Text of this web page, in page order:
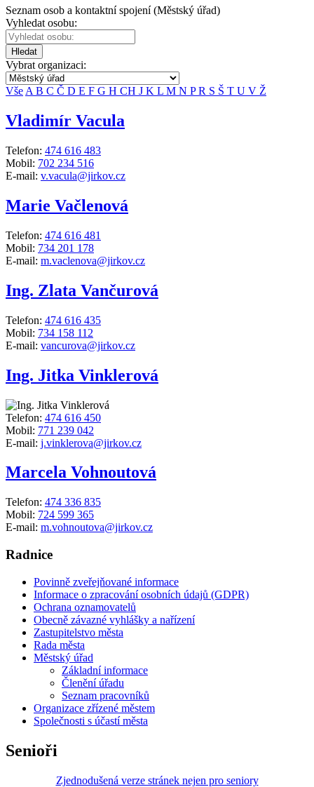
Seznam osob a kontaktní spojení (Městský úřad)
Vyhledat osobu:
Hledat
Vybrat organizaci:
Vše A B C Č D E F G H CH J K L M N PR S Š T U V Ž
Vladimír Vacula
Telefon: 474 616 483
Mobil: 702 234 516
E-mail: v.vacula@jirkov.cz
Marie Vačlenová
Telefon: 474 616 481
Mobil: 734 201 178
E-mail: m.vaclenova@jirkov.cz
Ing. Zlata Vančurová
Telefon: 474 616 435
Mobil: 734 158 112
E-mail: vancurova@jirkov.cz
Ing. Jitka Vinklerová
Telefon: 474 616 450
Mobil: 771 239 042
E-mail: j.vinklerova@jirkov.cz
Marcela Vohnoutová
Telefon: 474 336 835
Mobil: 724 599 365
E-mail: m.vohnoutova@jirkov.cz
Radnice
Povinně zveřejňované informace
Informace o zpracování osobních údajů (GDPR)
Ochrana oznamovatelů
Obecně závazné vyhlášky a nařízení
Zastupitelstvo města
Rada města
Městský úřad
Základní informace
Členění úřadu
Seznam pracovníků
Organizace zřízené městem
Společnosti s účastí města
Senioři
Zjednodušená verze stránek nejen pro seniory